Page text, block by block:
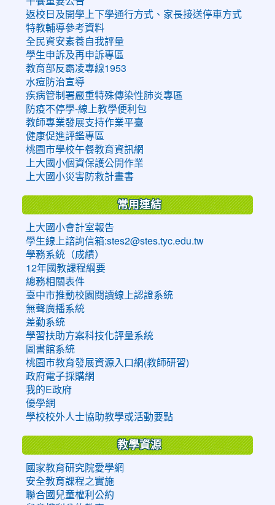
返校日及開學上下學通行方式、家長接送停車方式
特教輔導參考資料
全民資安素養自我評量
學生申訴及再申訴專區
教育部反霸凌專線1953
水痘防治宣導
疾病管制署嚴重特殊傳染性肺炎專區
防疫不停學-線上教學便利包
教師專業發展支持作業平臺
健康促進評鑑專區
桃園市學校午餐教育資訊網
上大國小個資保護公開作業
上大國小災害防救計畫書
常用連結
上大國小會計室報告
學生線上諮詢信箱:stes2@stes.tyc.edu.tw
學務系統（成績）
12年國教課程綱要
總務相關表件
臺中市推動校園閱讀線上認證系統
無聲廣播系統
差勤系統
學習扶助方案科技化評量系統
圖書館系統
桃園市教育發展資源入口網(教師研習)
政府電子採購網
我的E政府
優學網
學校校外人士協助教學或活動要點
教學資源
國家教育研究院愛學網
安全教育課程之實施
聯合國兒童權利公約